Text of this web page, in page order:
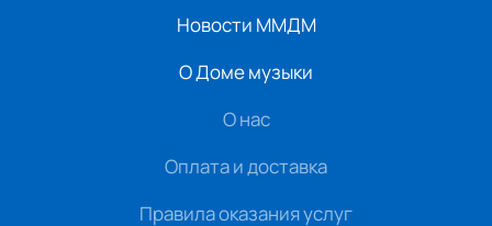
Новости ММДМ
О Доме музыки
О нас
Оплата и доставка
Правила оказания услуг